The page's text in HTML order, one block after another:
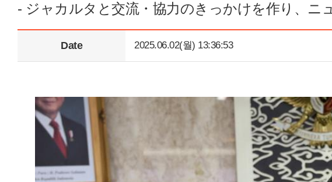
- ジャカルタと交流・協力のきっかけを作り、ニ
Date 2025.06.02(월) 13:36:53